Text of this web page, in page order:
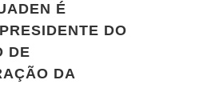
É
DO
DE
DA